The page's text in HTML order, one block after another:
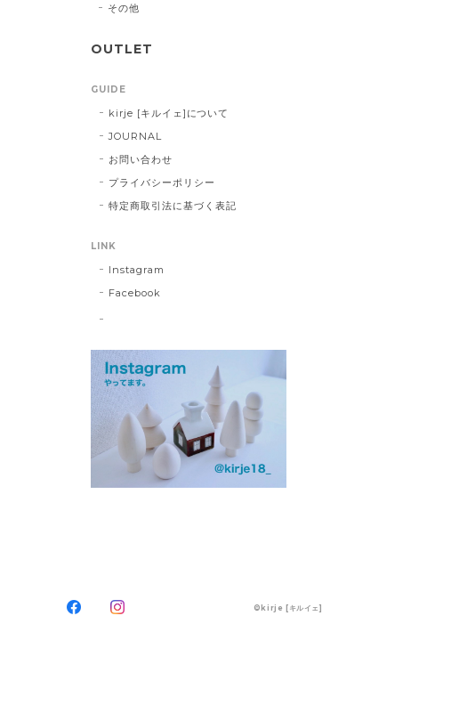
その他
OUTLET
GUIDE
kirje [キルイェ]について
JOURNAL
お問い合わせ
プライバシーポリシー
特定商取引法に基づく表記
LINK
Instagram
Facebook
©kirje [キルイェ]